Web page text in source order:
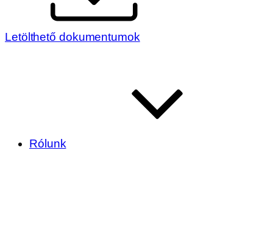
Letölthető dokumentumok
Rólunk